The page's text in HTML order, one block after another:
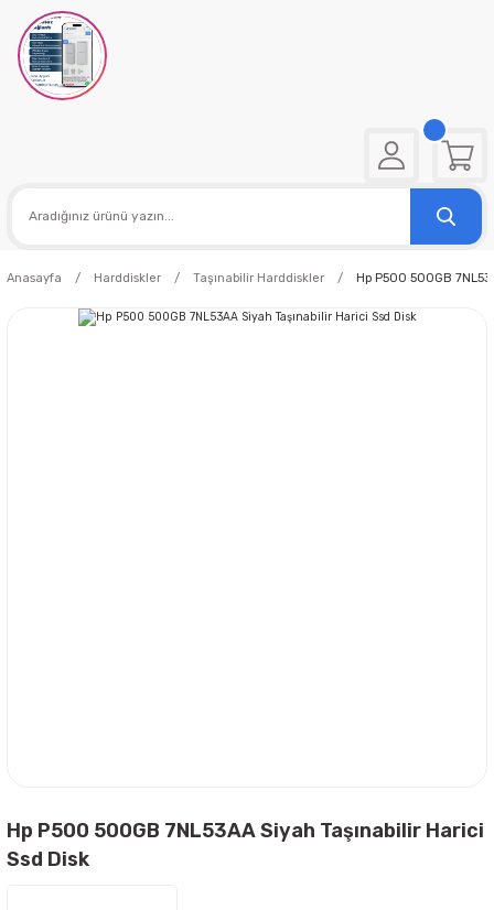
Anasayfa Harddiskler Taşınabilir Harddiskler Hp P500 500GB
Hp P500 500GB 7NL53AA Siyah Taşınabilir Harici
Ssd Disk